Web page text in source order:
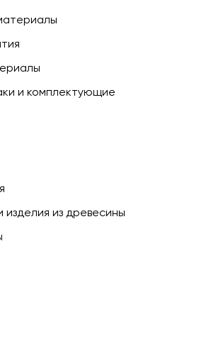
и комплектующие
из древесины